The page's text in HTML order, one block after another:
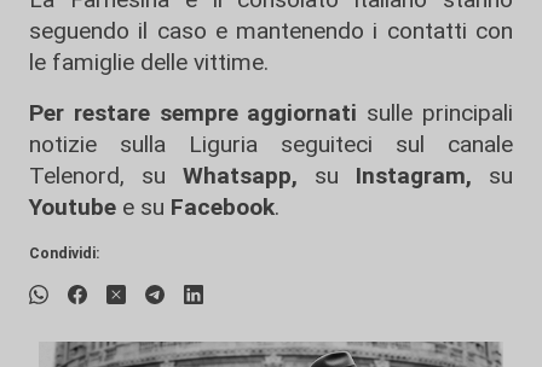
seguendo il caso e mantenendo i contatti con
le famiglie delle vittime.
Per restare sempre aggiornati sulle principali
notizie sulla Liguria seguiteci sul canale
Telenord, su
Whatsapp, su Instagram, su
Youtube e su Facebook.
Condividi: